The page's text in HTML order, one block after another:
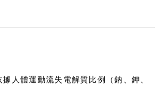
人體運動流失電解質比例（鈉、鉀、